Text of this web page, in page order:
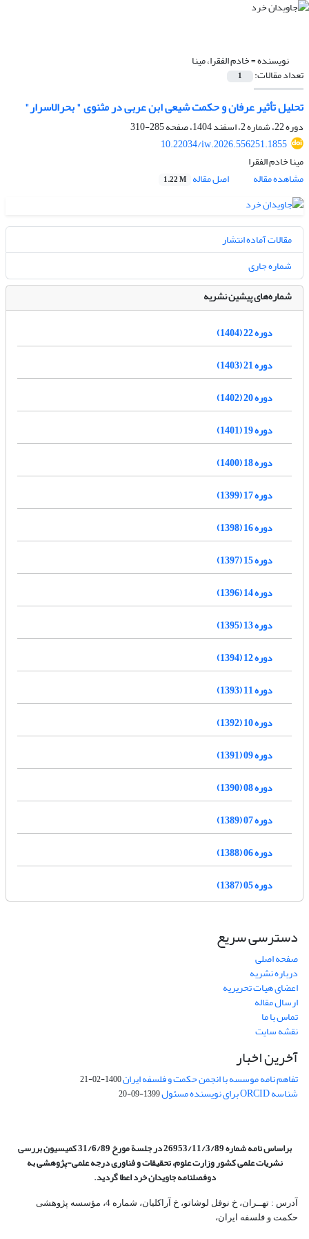
نویسنده =خادم الفقرا، مینا
تعداد مقالات: 1
تحلیل تأثیر عرفان و حکمت شیعی ابن عربی در مثنوی " بحرالاسرار"
دوره 22، شماره 2، اسفند 1404، صفحه
285-310
10.22034/iw.2026.556251.1855
مینا خادم الفقرا
مشاهده مقاله
اصل مقاله 1.22 M
مقالات آماده انتشار
شماره جاری
شماره‌های پیشین نشریه
دوره 22 (1404)
دوره 21 (1403)
دوره 20 (1402)
دوره 19 (1401)
دوره 18 (1400)
دوره 17 (1399)
دوره 16 (1398)
دوره 15 (1397)
دوره 14 (1396)
دوره 13 (1395)
دوره 12 (1394)
دوره 11 (1393)
دوره 10 (1392)
دوره 09 (1391)
دوره 08 (1390)
دوره 07 (1389)
دوره 06 (1388)
دوره 05 (1387)
دسترسی سریع
صفحه اصلی
درباره نشریه
اعضای هیات تحریریه
ارسال مقاله
تماس با ما
نقشه سایت
آخرین اخبار
تفاهم نامه موسسه با انجمن حکمت و فلسفه ایران1400-02-21
شناسه ORCID برای نویسنده مسئول 1399-09-20
براساس نامه شماره 26953/11/3/89 در جلسة مورخ 31/6/89 کمیسیون
بررسی
نشریات علمی کشور وزارت علوم، تحقیقات و فناوری درجه علمی‌-پژوهشیبه
دوفصلنامه جاویدان خرد اعطا گردید.
آدرس : تهــران، خ نوفل لوشاتو، خ آراکلیان، شماره 4،‌ مؤسسه پژوهشی
حکمت و فلسفه ایران،‌